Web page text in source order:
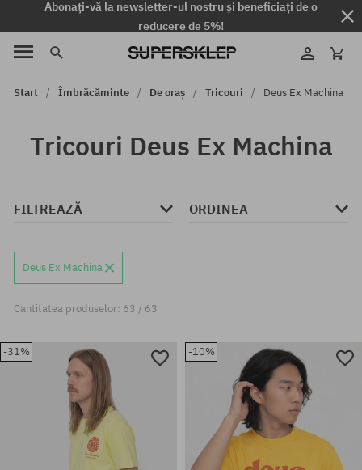
Abonați-vă la newsletter-ul nostru și beneficiați de o
reducere de 5%!
Start Îmbrăcăminte De oraș Tricouri Deus Ex Machina
Tricouri Deus Ex Machina
FILTREAZĂ ORDINEA
Deus Ex Machina
Cantitatea produselor: 63 / 63
-31% -10%